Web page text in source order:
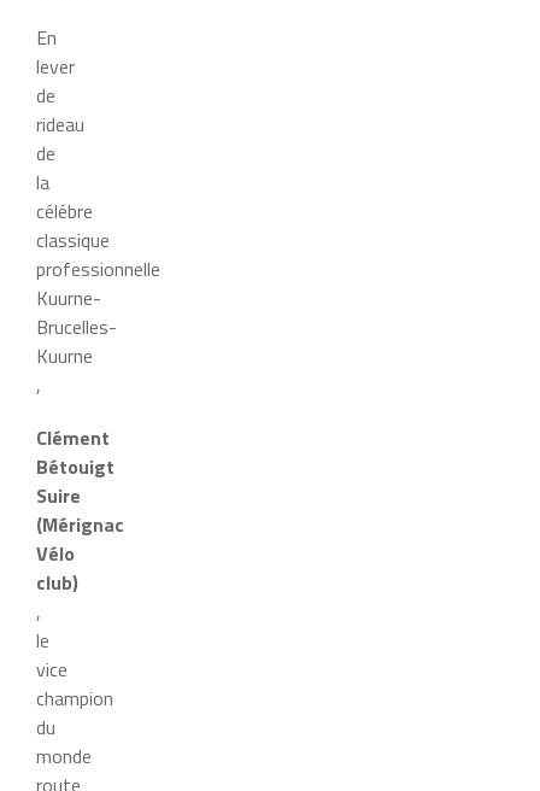
En
lever
de
rideau
de
la
célébre
classique
professionnelle
Kuurne-
Brucelles-
Kuurne
,
Clément
Bétouigt
Suire
(Mérignac
Vélo
club)
,
le
vice
champion
du
monde
route